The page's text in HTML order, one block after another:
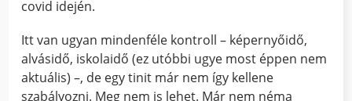
covid idején.
Itt van ugyan mindenféle kontroll – képernyőidő,
alvásidő, iskolaidő (ez utóbbi ugye most éppen nem
aktuális) –, de egy tinit már nem így kellene
szabályozni. Meg nem is lehet. Már nem néma